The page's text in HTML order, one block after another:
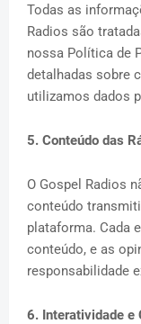
Todas as
Radios são
nossa Política de
detalhadas sobre
utilizamos dados
5. Conteúdo das
O Gospel Radios
conteúdo
plataforma. Cada
conteúdo, e as
responsabilidade
6. Interatividade e